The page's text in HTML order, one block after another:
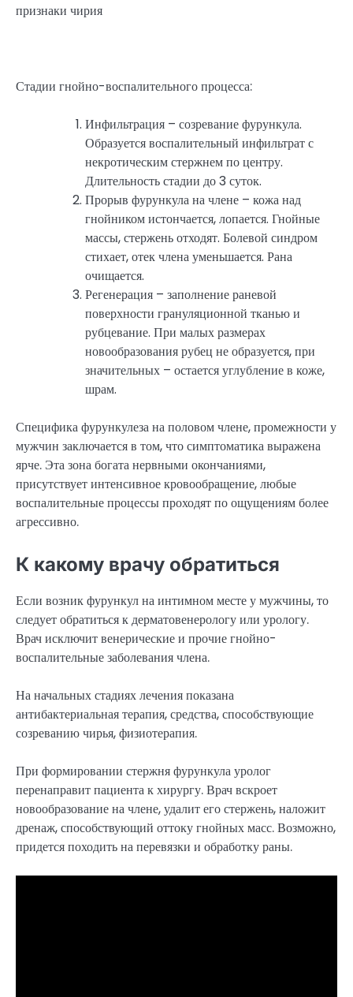
Стадии гнойно-воспалительного процесса:
Инфильтрация – созревание фурункула.
Образуется воспалительный инфильтрат с
некротическим стержнем по центру.
Длительность стадии до 3 суток.
Прорыв фурункула на члене – кожа над
гнойником истончается, лопается. Гнойные
массы, стержень отходят. Болевой синдром
стихает, отек члена уменьшается. Рана
очищается.
Регенерация – заполнение раневой
поверхности грануляционной тканью и
рубцевание. При малых размерах
новообразования рубец не образуется, при
значительных – остается углубление в коже,
шрам.
Специфика фурункулеза на половом члене, промежности у
мужчин заключается в том, что симптоматика выражена
ярче. Эта зона богата нервными окончаниями,
присутствует интенсивное кровообращение, любые
воспалительные процессы проходят по ощущениям более
агрессивно.
К какому врачу обратиться
Если возник фурункул на интимном месте у мужчины, то
следует обратиться к дерматовенерологу или урологу.
Врач исключит венерические и прочие гнойно-
воспалительные заболевания члена.
На начальных стадиях лечения показана
антибактериальная терапия, средства, способствующие
созреванию чирья, физиотерапия.
При формировании стержня фурункула уролог
перенаправит пациента к хирургу. Врач вскроет
новообразование на члене, удалит его стержень, наложит
дренаж, способствующий оттоку гнойных масс. Возможно,
придется походить на перевязки и обработку раны.